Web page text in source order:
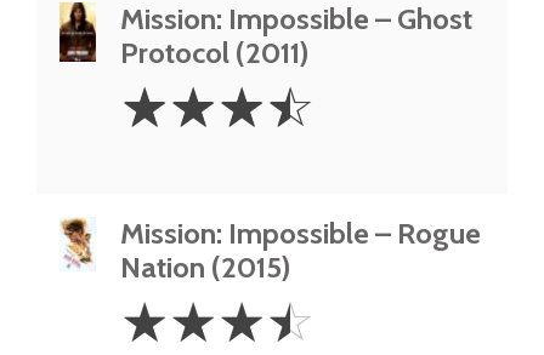
Mission: Impossible – Ghost
Protocol (2011)
3.5
Stars
☆☆☆☆
Mission: Impossible – Rogue
Nation (2015)
3.5
Stars
☆☆☆☆